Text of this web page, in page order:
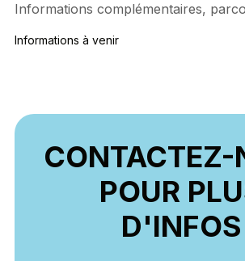
Informations complémentaires,
Informations à venir
CONTACTEZ-
POUR
D'INFOS